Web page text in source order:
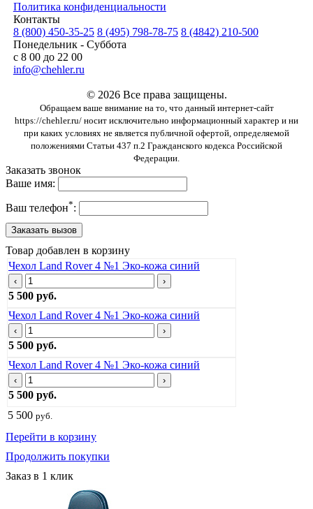
Политика конфиденциальности
Контакты
8 (800) 450-35-25 8 (495) 798-78-75 8 (4842) 210-500
Понедельник - Суббота
с 8 00 до 22 00
info@chehler.ru
© 2026 Все права защищены.
Обращаем ваше внимание на то, что данный интернет-сайт
https://chehler.ru/ носит исключительно информационный характер и ни
при каких условиях не является публичной офертой, определяемой
положениями Статьи 437 п.2 Гражданского кодекса Российской
Федерации.
Заказать звонок
Ваше имя:
Ваш телефон*:
Товар добавлен в корзину
Чехол Land Rover 4 №1 Эко-кожа синий
‹ ›
5 500 руб.
Чехол Land Rover 4 №1 Эко-кожа синий
‹ ›
5 500 руб.
Чехол Land Rover 4 №1 Эко-кожа синий
‹ ›
5 500 руб.
5 500 руб.
Перейти в корзину
Продолжить покупки
Заказ в 1 клик